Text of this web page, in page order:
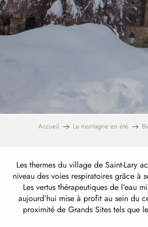
Accueil La montagne en été
Les thermes du village de Saint-Lary
niveau des voies respiratoires grâce à
Les vertus thérapeutiques de l’eau
aujourd’hui mise à profit au sein du
proximité de Grands Sites tels que le